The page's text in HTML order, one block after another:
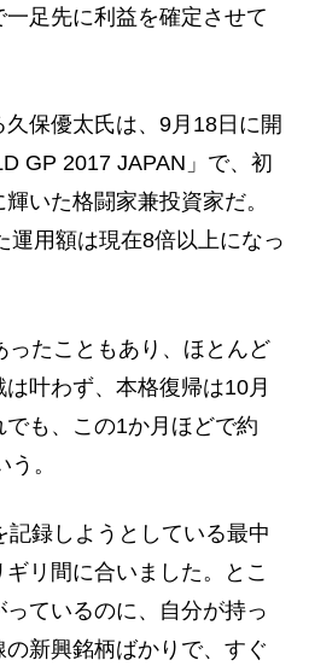
足先に利益を確定させて
保優太氏は、9月18日に開
GP 2017 JAPAN」で、初
いた格闘家兼投資家だ。
運用額は現在8倍以上になっ
たこともあり、ほとんど
叶わず、本格復帰は10月
でも、この1か月ほどで約
。
記録しようとしている最中
リ間に合いました。とこ
ているのに、自分が持っ
新興銘柄ばかりで、すぐ